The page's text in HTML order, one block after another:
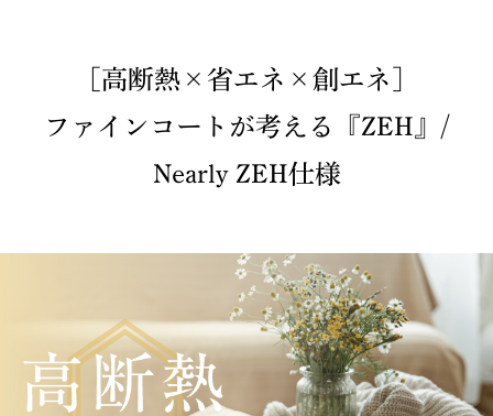
［高断熱×省エネ×創エネ］
ファインコートが考える『ZEH』/
Nearly ZEH仕様